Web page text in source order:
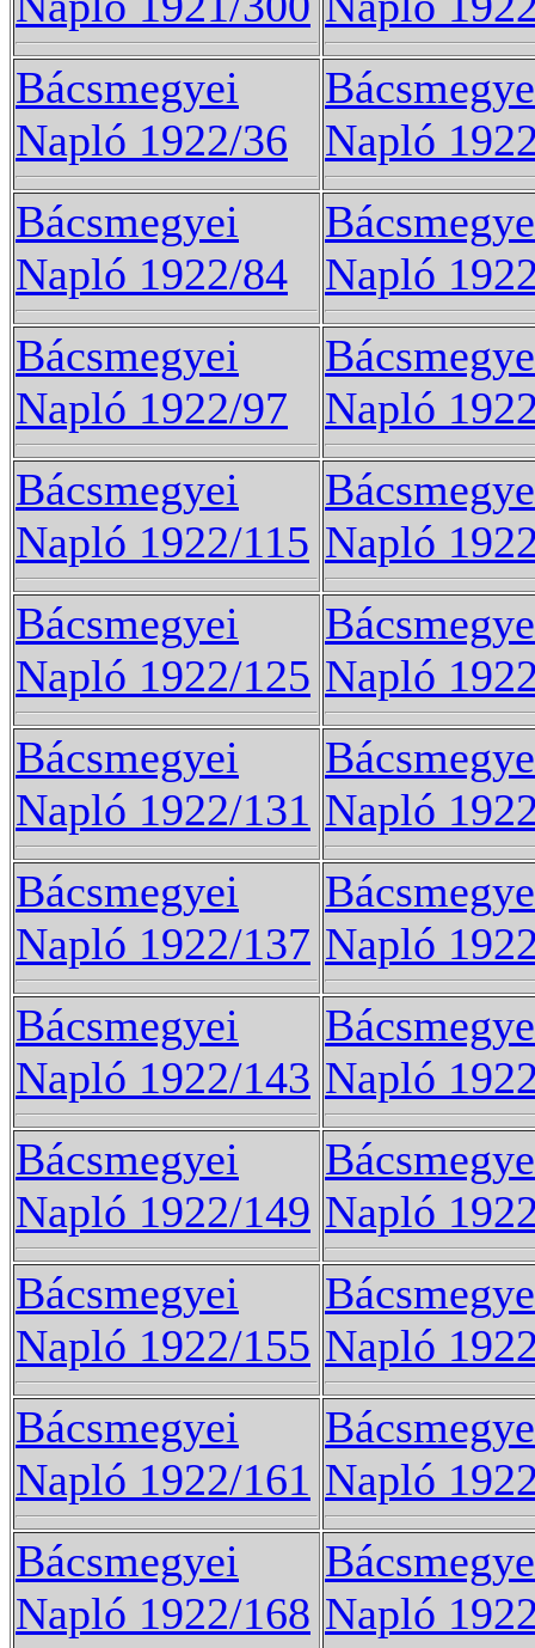
Bácsmegyei
Napló 1922/36
Napló
Bácsmegyei
Napló 1922/84
Napló
Bácsmegyei
Napló 1922/97
Napló
Bácsmegyei
Napló 1922/115 Napló
Bácsmegyei
Napló 1922/125 Napló
Bácsmegyei
Napló 1922/131 Napló
Bácsmegyei
Napló 1922/137 Napló
Bácsmegyei
Napló 1922/143 Napló
Bácsmegyei
Napló 1922/149 Napló
Bácsmegyei
Napló 1922/155 Napló
Bácsmegyei
Napló 1922/161 Napló
Bácsmegyei
Napló 1922/168 Napló